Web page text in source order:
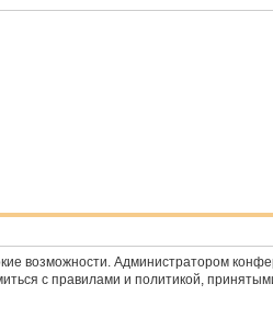
возможности. Администратором
с правилами и политикой,